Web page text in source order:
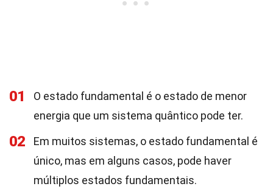
01
O estado fundamental é o estado de menor
energia que um sistema quântico pode ter.
02
Em muitos sistemas, o estado fundamental é
único, mas em alguns casos, pode haver
múltiplos estados fundamentais.